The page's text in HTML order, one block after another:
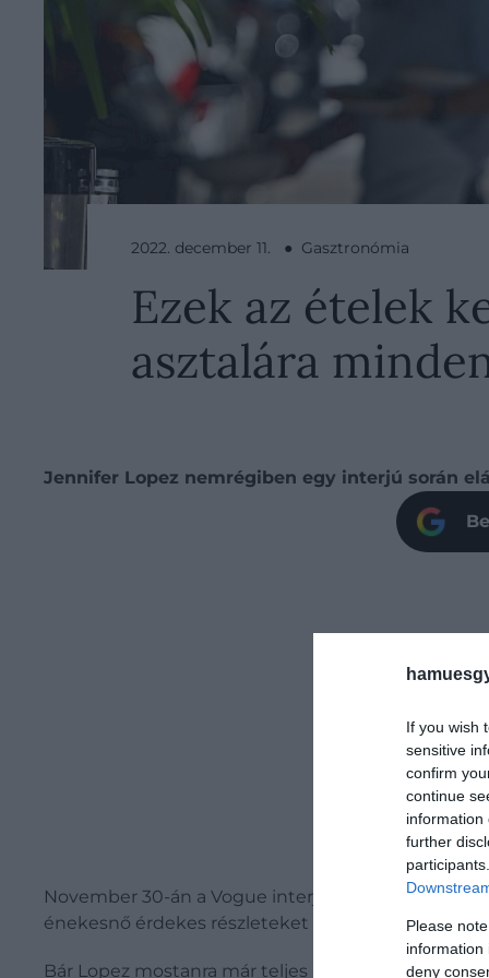
If you wish
sensitive
confirm
continue
information
further
Please
information
deny
2022. december 11. ● Gasztronómia
Ezek az ételek
asztalára
Jennifer Lopez nemrégiben egy interjú során
November 30-án a Vogue interjúkészítője,Joe
énekesnő érdekes részleteket árult el közelgőThis
Bár Lopez mostanra már teljes